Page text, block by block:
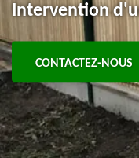
Intervention
CONTACTEZ-NOUS